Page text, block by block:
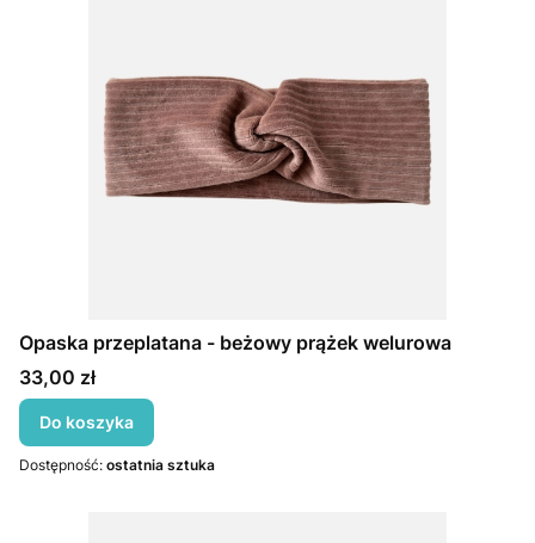
Opaska przeplatana - beżowy prążek welurowa
Cena
33,00 zł
Do koszyka
Dostępność: ostatnia sztuka